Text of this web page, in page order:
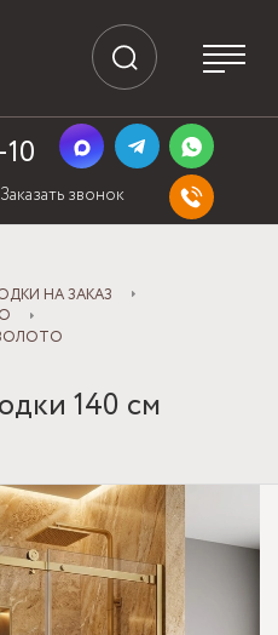
Заказать звонок
НА ЗАКАЗ
140 см